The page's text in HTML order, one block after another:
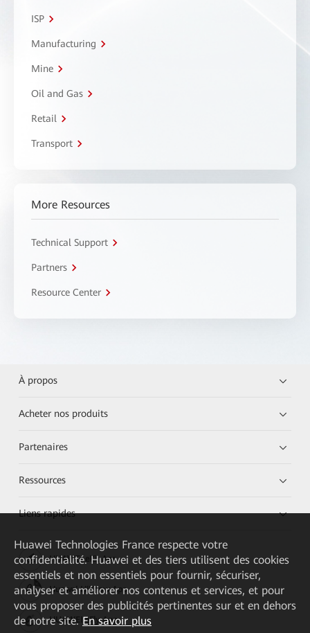
ISP
Manufacturing
Mine
Oil and Gas
Retail
Transport
More Resources
Technical Support
Partners
Resource Center
À propos
Acheter nos produits
Partenaires
Ressources
Liens rapides
HUAWEI eKit App
Huawei HiKnow App
HUAWEI eFly App
Huawei Technologies France respecte votre
confidentialité. Huawei et des tiers utilisent des cookies
essentiels et non essentiels pour fournir, sécuriser,
analyser et améliorer nos contenus et services, et pour
vous proposer des publicités pertinentes sur et en dehors
de notre site. En savoir plus